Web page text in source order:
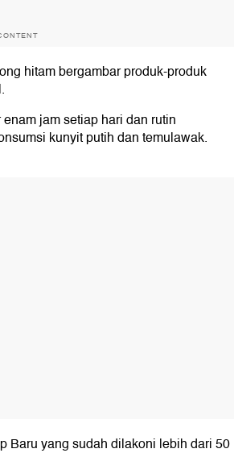
hitam bergambar produk-produk
jam setiap hari dan rutin
kunyit putih dan temulawak.
Baru yang sudah dilakoni lebih dari 50